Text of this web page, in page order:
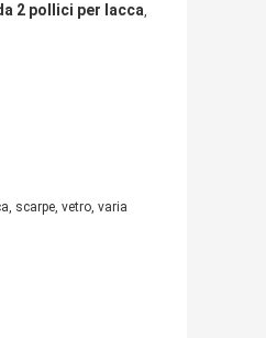
2 pollici per lacca,
scarpe, vetro, varia